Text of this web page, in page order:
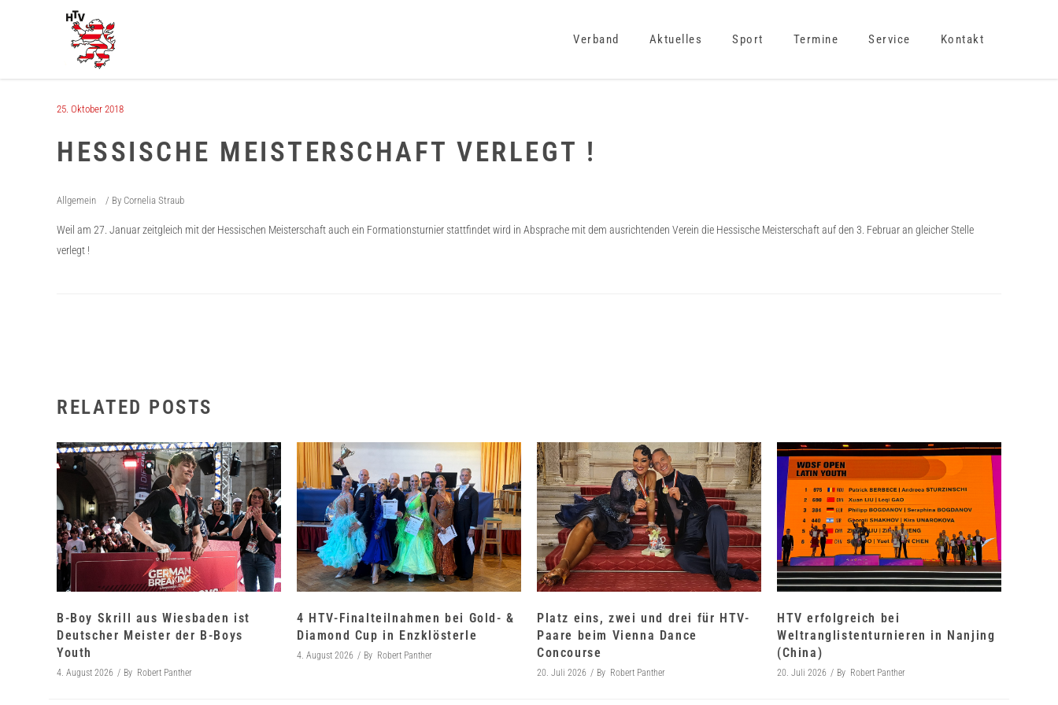
Verband Aktuelles Sport Termine Service Kontakt
25. Oktober 2018
HESSISCHE MEISTERSCHAFT VERLEGT !
Allgemein By Cornelia Straub
Weil am 27. Januar zeitgleich mit der Hessischen Meisterschaft auch ein Formationsturnier stattfindet wird in Absprache mit dem ausrichtenden Verein die Hessische Meisterschaft auf den 3. Februar an gleicher Stelle
verlegt !
RELATED POSTS
B-Boy Skrill aus Wiesbaden ist
Deutscher Meister der B-Boys
Youth
4. August 2026 By Robert Panther
4 HTV-Finalteilnahmen bei Gold- &
Diamond Cup in Enzklösterle
4. August 2026 By Robert Panther
Platz eins, zwei und drei für HTV-
Paare beim Vienna Dance
Concourse
20. Juli 2026 By Robert Panther
HTV erfolgreich bei
Weltranglistenturnieren in Nanjing
(China)
20. Juli 2026 By Robert Panther